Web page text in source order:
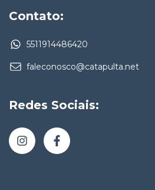
Contato:
5511914486420
faleconosco@catapulta.net
Redes Sociais: